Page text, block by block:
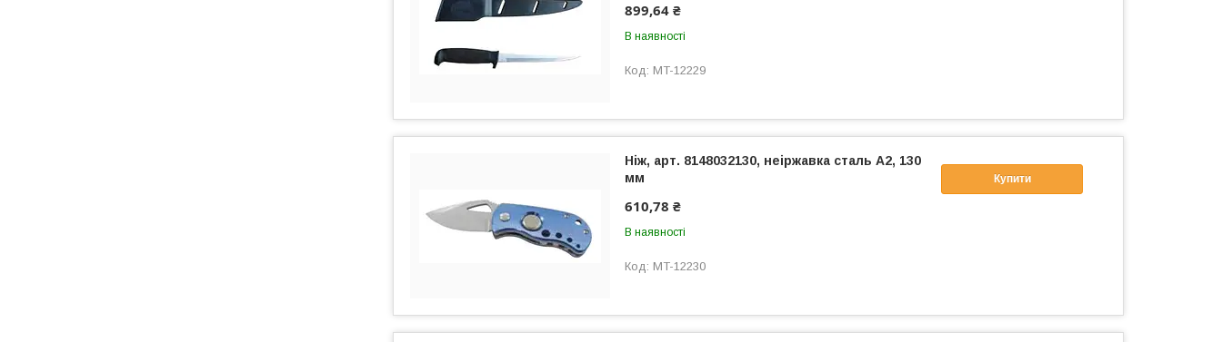
899,64 ₴
В наявності
MT-12229
Купити
Ніж, арт. 8148032130, неіржавка сталь А2, 130
мм
610,78 ₴
В наявності
MT-12230